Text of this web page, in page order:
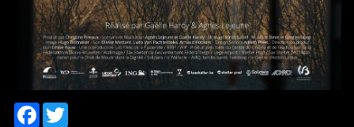
Facebook
Twitter